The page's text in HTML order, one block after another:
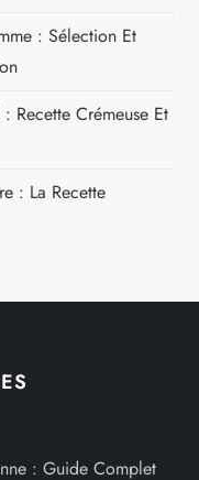
: Sélection Et
Recette Crémeuse Et
: La Recette
: Guide Complet